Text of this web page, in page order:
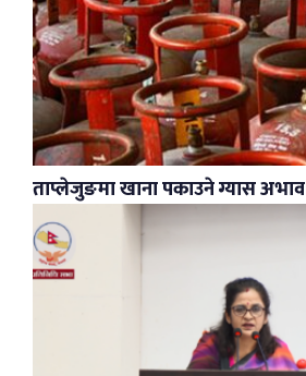
ताप्लेजुङमा खाना पकाउने ग्यास अभाव